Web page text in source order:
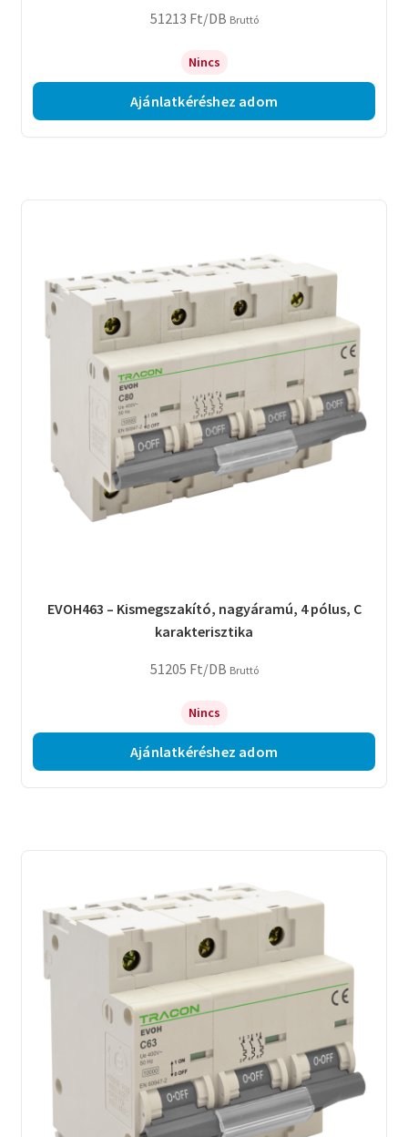
51213 Ft/DB Bruttó
Nincs
Ajánlatkéréshez adom
EVOH463 – Kismegszakító, nagyáramú, 4 pólus, C
karakterisztika
51205 Ft/DB Bruttó
Nincs
Ajánlatkéréshez adom